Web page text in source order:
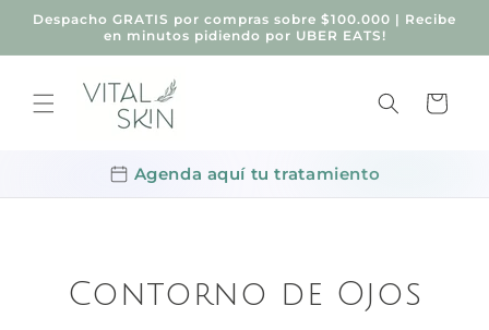
directamente
al contenido
Despacho GRATIS por compras sobre $100.000 | Recibe
en minutos pidiendo por UBER EATS!
Carrito
Agenda aquí tu tratamiento
Contorno de Ojos